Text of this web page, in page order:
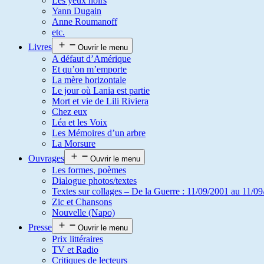
Yann Dugain
Anne Roumanoff
etc.
Livres
Ouvrir le menu
A défaut d’Amérique
Et qu’on m’emporte
La mère horizontale
Le jour où Lania est partie
Mort et vie de Lili Riviera
Chez eux
Léa et les Voix
Les Mémoires d’un arbre
La Morsure
Ouvrages
Ouvrir le menu
Les formes, poèmes
Dialogue photos/textes
Textes sur collages – De la Guerre : 11/09/2001 au 11/
Zic et Chansons
Nouvelle (Napo)
Presse
Ouvrir le menu
Prix littéraires
TV et Radio
Critiques de lecteurs